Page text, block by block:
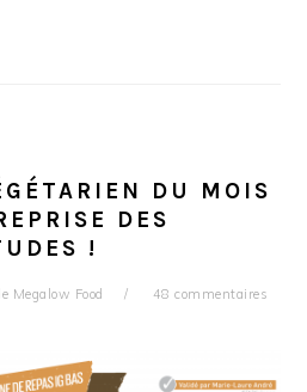
DU MOIS
DES
!
Megalow Food 48 commentaires